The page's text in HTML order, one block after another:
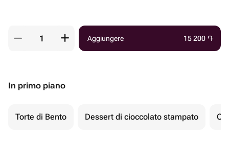
Aggiungere 15 200 ֏
In primo piano
Torte di Bento Dessert di cioccolato stampato